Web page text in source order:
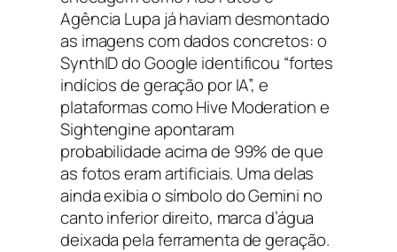
Agência Lupa já haviam desmontado
as imagens com dados concretos: o
SynthID do Google identificou “fortes
indícios de geração por IA”, e
plataformas como Hive Moderation e
Sightengine apontaram
probabilidade acima de 99% de que
as fotos eram artificiais. Uma delas
ainda exibia o símbolo do Gemini no
canto inferior direito, marca d’água
deixada pela ferramenta de geração.